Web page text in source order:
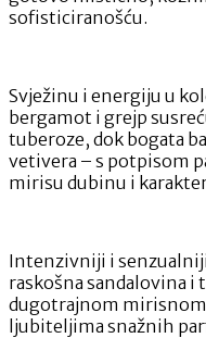
sofisticiranošću.
Svježinu i energiju u
bergamot i grejp
tuberoze, dok bogata
vetivera – s potpisom
mirisu dubinu i
Intenzivniji i
raskošna sandalovina
dugotrajnom
ljubiteljima snažnih